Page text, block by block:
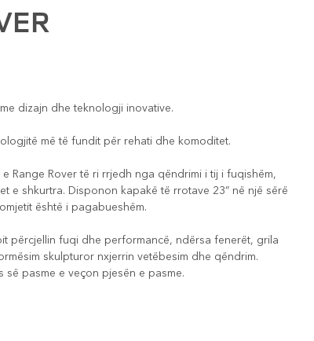
dizajn dhe teknologji inovative.
më të fundit për rehati dhe komoditet.
Range Rover të ri rrjedh nga qëndrimi i tij i fuqishëm,
e shkurtra. Disponon kapakë të rrotave 23” në një sërë
është i pagabueshëm.
përcjellin fuqi dhe performancë, ndërsa fenerët, grila
skulpturor nxjerrin vetëbesim dhe qëndrim.
pasme e veçon pjesën e pasme.